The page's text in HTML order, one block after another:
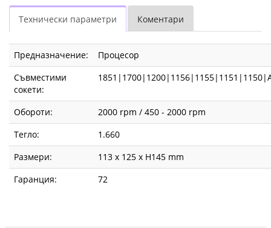
Технически параметри Коментари
Предназначение:
Процесор
Съвместими
сокети:
Обороти:
2000 rpm / 450 - 2000 rpm
Тегло:
1.660
Размери:
113 x 125 x H145 mm
Гаранция:
72